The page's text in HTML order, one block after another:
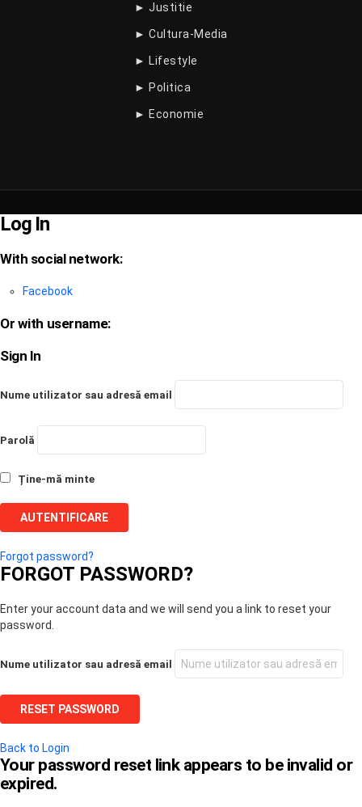
► Justitie
► Cultura-Media
► Lifestyle
► Politica
► Economie
Log In
With social network:
Facebook
Or with username:
Sign In
Nume utilizator sau adresă email
Parolă
Ține-mă minte
Forgot password?
FORGOT PASSWORD?
Enter your account data and we will send you a link to reset your
password.
Nume utilizator sau adresă email
Back to Login
Your password reset link appears to be invalid or
expired.